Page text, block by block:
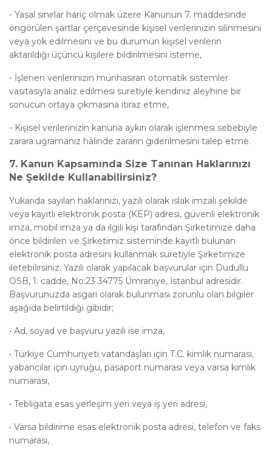
- Yasal sınırlar hariç olmak üzere Kanunun 7. maddesinde
öngörülen şartlar çerçevesinde kişisel verilerinizin silinmesini
veya yok edilmesini ve bu durumun kişisel verilerin
aktarıldığı üçüncü kişilere bildirilmesini isteme,
- İşlenen verilerinizin münhasıran otomatik sistemler
vasıtasıyla analiz edilmesi suretiyle kendiniz aleyhine bir
sonucun ortaya çıkmasına itiraz etme,
- Kişisel verilerinizin kanuna aykırı olarak işlenmesi sebebiyle
zarara uğramanız hâlinde zararın giderilmesini talep etme.
7. Kanun Kapsamında Size Tanınan Haklarınızı
Ne Şekilde Kullanabilirsiniz?
Yukarıda sayılan haklarınızı, yazılı olarak ıslak imzalı şekilde
veya kayıtlı elektronik posta (KEP) adresi, güvenli elektronik
imza, mobil imza ya da ilgili kişi tarafından Şirketimize daha
önce bildirilen ve Şirketimiz sisteminde kayıtlı bulunan
elektronik posta adresini kullanmak suretiyle Şirketimize
iletebilirsiniz. Yazılı olarak yapılacak başvurular için Dudullu
OSB, 1. cadde, No:23 34775 Ümraniye, İstanbul adresidir.
Başvurunuzda asgari olarak bulunması zorunlu olan bilgiler
aşağıda belirtildiği gibidir;
• Ad, soyad ve başvuru yazılı ise imza,
• Türkiye Cumhuriyeti vatandaşları için T.C. kimlik numarası,
yabancılar için uyruğu, pasaport numarası veya varsa kimlik
numarası,
• Tebligata esas yerleşim yeri veya iş yeri adresi,
• Varsa bildirime esas elektronik posta adresi, telefon ve faks
numarası,